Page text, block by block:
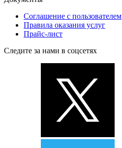
Соглашение с пользователем
Правила оказания услуг
Прайс-лист
Следите за нами в соцсетях